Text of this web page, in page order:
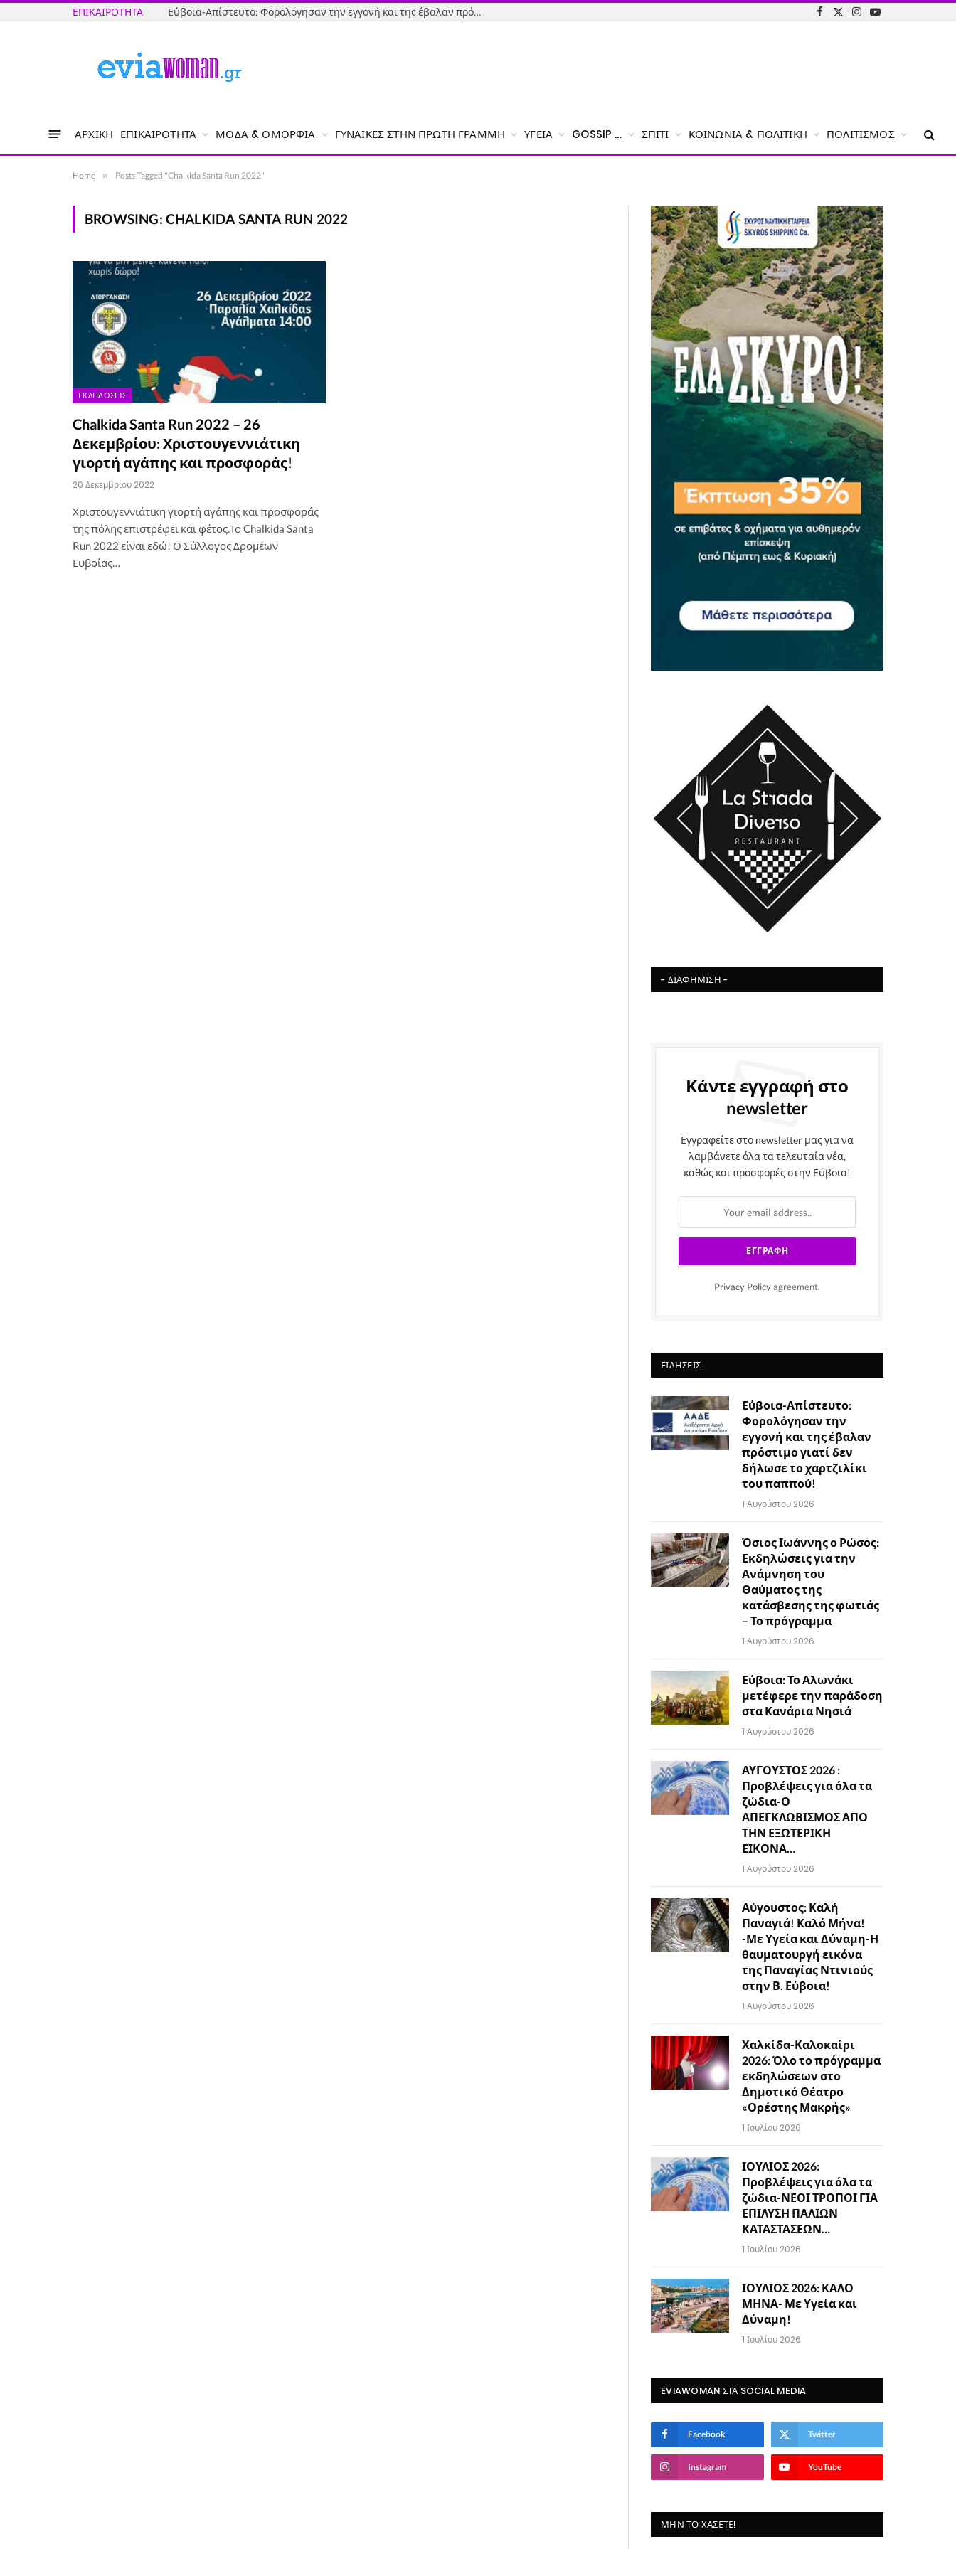
ΕΠΙΚΑΙΡΌΤΗΤΑ Εύβοια-Απίστευτο: Φορολόγησαν την εγγονή και της έβαλαν πρόστιμο γιατί δεν δήλωσε το χαρτζιλίκι του παππού!
Facebook
X
Instagram
YouTube
ΑΡΧΙΚΉ ΕΠΙΚΑΙΡΌΤΗΤΑ ΜΌΔΑ & ΟΜΟΡΦΙΆ ΓΥΝΑΊΚΕΣ ΣΤΗΝ ΠΡΏΤΗ ΓΡΑΜΜΉ ΥΓΕΊΑ GOSSIP … ΣΠΊΤΙ ΚΟΙΝΩΝΊΑ & ΠΟΛΙΤΙΚΉ ΠΟΛΙΤΙΣΜΌΣ
Home » Posts Tagged "Chalkida Santa Run 2022"
BROWSING: CHALKIDA SANTA RUN 2022
ΕΚΔΗΛΏΣΕΙΣ
Chalkida Santa Run 2022 – 26
Δεκεμβρίου: Χριστουγεννιάτικη
γιορτή αγάπης και προσφοράς!
20 Δεκεμβρίου 2022
Χριστουγεννιάτικη γιορτή αγάπης και προσφοράς
της πόλης επιστρέφει και φέτος.Το Chalkida Santa
Run 2022 είναι εδώ! Ο Σύλλογος Δρομέων
Ευβοίας…
- ΔΙΑΦΉΜΙΣΗ -
Κάντε εγγραφή στο
newsletter
Εγγραφείτε στο newsletter μας για να
λαμβάνετε όλα τα τελευταία νέα,
καθώς και προσφορές στην Εύβοια!
Privacy Policy agreement.
ΕΙΔΉΣΕΙΣ
Εύβοια-Απίστευτο:
Φορολόγησαν την
εγγονή και της έβαλαν
πρόστιμο γιατί δεν
δήλωσε το χαρτζιλίκι
του παππού!
1 Αυγούστου 2026
Όσιος Ιωάννης ο Ρώσος:
Εκδηλώσεις για την
Ανάμνηση του
Θαύματος της
κατάσβεσης της φωτιάς
– Το πρόγραμμα
1 Αυγούστου 2026
Εύβοια: Το Αλωνάκι
μετέφερε την παράδοση
στα Κανάρια Νησιά
1 Αυγούστου 2026
ΑΥΓΟΥΣΤΟΣ 2026 :
Προβλέψεις για όλα τα
ζώδια-Ο
ΑΠΕΓΚΛΩΒΙΣΜΟΣ ΑΠΟ
ΤΗΝ ΕΞΩΤΕΡΙΚΗ
ΕΙΚΟΝΑ…
1 Αυγούστου 2026
Αύγουστος: Καλή
Παναγιά! Καλό Μήνα!
-Με Υγεία και Δύναμη-Η
θαυματουργή εικόνα
της Παναγίας Ντινιούς
στην Β. Εύβοια!
1 Αυγούστου 2026
Χαλκίδα-Καλοκαίρι
2026: Όλο το πρόγραμμα
εκδηλώσεων στο
Δημοτικό Θέατρο
«Ορέστης Μακρής»
1 Ιουλίου 2026
ΙΟΥΛΙΟΣ 2026:
Προβλέψεις για όλα τα
ζώδια-ΝΕΟΙ ΤΡΟΠΟΙ ΓΙΑ
ΕΠΙΛΥΣΗ ΠΑΛΙΩΝ
ΚΑΤΑΣΤΑΣΕΩΝ…
1 Ιουλίου 2026
ΙΟΥΛΙΟΣ 2026: ΚΑΛΟ
ΜΗΝΑ- Με Υγεία και
Δύναμη!
1 Ιουλίου 2026
EVIAWOMAN ΣΤΑ SOCIAL MEDIA
Facebook Twitter
Instagram YouTube
ΜΗΝ ΤΟ ΧΆΣΕΤΕ!